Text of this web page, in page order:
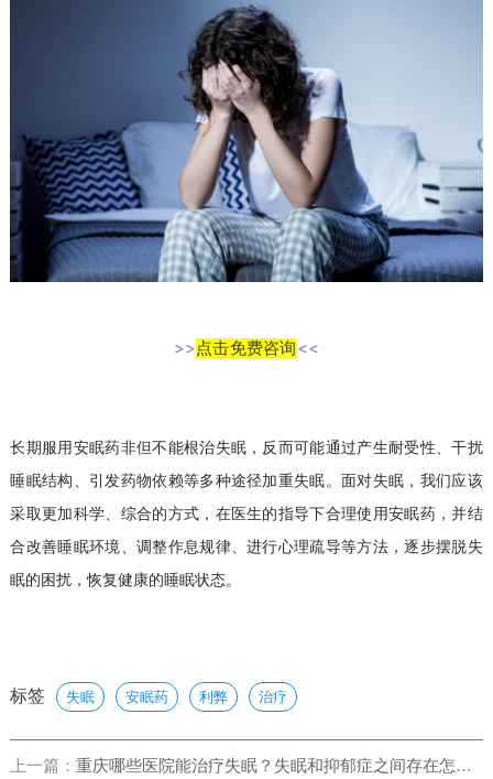
>>点击免费咨询<<
长期服用安眠药非但不能根治失眠，反而可能通过产生耐受性、干扰
睡眠结构、引发药物依赖等多种途径加重失眠。面对失眠，我们应该
采取更加科学、综合的方式，在医生的指导下合理使用安眠药，并结
合改善睡眠环境、调整作息规律、进行心理疏导等方法，逐步摆脱失
眠的困扰，恢复健康的睡眠状态。
标签 失眠 安眠药 利弊 治疗
上一篇：重庆哪些医院能治疗失眠？失眠和抑郁症之间存在怎样的双向影响？